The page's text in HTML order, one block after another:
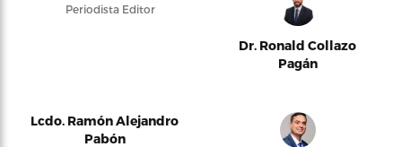
Periodista Editor
Dr. Ronald Collazo
Pagán
Lcdo. Ramón Alejandro
Pabón